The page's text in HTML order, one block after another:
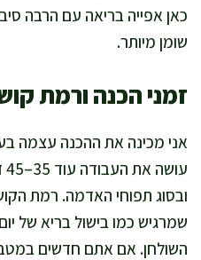
כאן אפייה בריאה עם הרבה
שומן מיותר.
זמני הכנה ורמת
ובסוג תפוחי האדמה. רמת
שמרגיש כמו בישול בריא של
השולחן. אם אתם חדשים